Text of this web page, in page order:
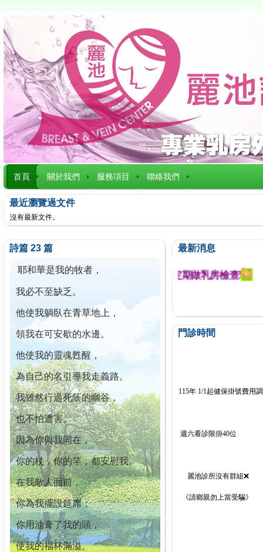
首頁 關於我們 服務項目 聯絡我們
最近瀏覽過文件
沒有最新文件。
詩篇 23 篇
耶和華是我的牧者，
我必不至缺乏。
他使我躺臥在青草地上，
領我在可安歇的水邊。
他使我的靈魂甦醒，
為自己的名引導我走義路。
我雖然行過死蔭的幽谷，
也不怕遭害。
因為你與我同在，
你的杖，你的竿，都安慰我。
在我敵人面前，
你為我擺設筵席；
你用油膏了我的頭，
使我的福杯滿溢。
最新消息
迄今已篩檢出1700位乳癌患者,提醒您定期做乳房檢查!
門診時間
115年 1/1起健保掛號費用
週六看診限掛40位
麗池診所沒有群組❌
《請鄉親勿上當受騙》